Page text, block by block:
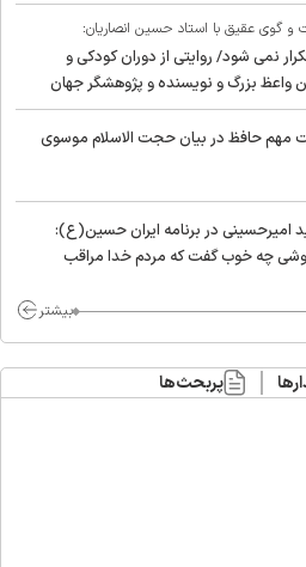
عقیق با استاد حسین انصاریان:
نمی شود/ روایتی از دوران کودکی و
واعظ بزرگ و نویسنده و پژوهشگر جهان
حافظ در بیان حجت الاسلام موسوی
در برنامه ایران حسین(ع):
چه خوب گفت که مردم خدا مراقب
بیشتر
پربحث‌ها